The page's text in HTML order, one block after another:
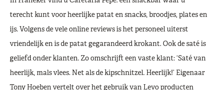
terecht kunt voor heerlijke patat en snacks, broodjes, plates en
ijs. Volgens de vele online reviews is het personeel uiterst
vriendelijk en is de patat gegarandeerd krokant. Ook de saté is
geliefd onder klanten. Zo omschrijft een vaste klant: ‘Saté van
heerlijk, mals vlees. Net als de kipschnitzel. Heerlijk!’ Eigenaar
Tony Hoeben vertelt over het gebruik van Levo producten